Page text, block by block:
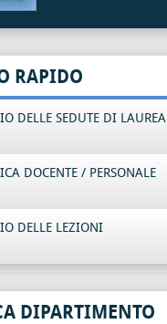
RAPIDO
DELLE SEDUTE DI LAUREA
DOCENTE / PERSONALE
DELLE LEZIONI
DIPARTIMENTO